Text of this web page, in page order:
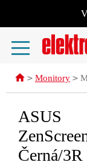
> Monitory >
ASUS
Černá/3R